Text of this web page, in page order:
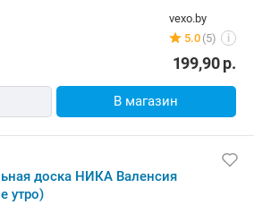
vexo.by
5.0 (5) i
199,90р.
В магазин
доска НИКА Валенсия
утро)